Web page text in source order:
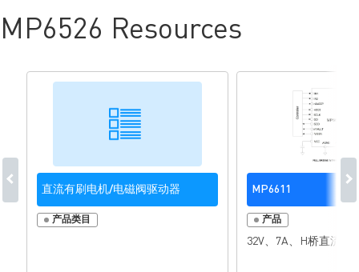
MP6526 Resources
直流有刷电机/电磁阀驱动器
产品类目
MP6611
产品
32V、7A、H桥直流电